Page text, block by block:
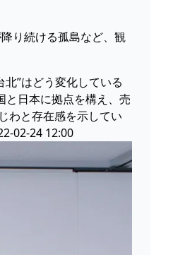
り続ける孤島など、観
”はどう変化している
日本に拠点を構え、売
わと存在感を示してい
02-24 12:00